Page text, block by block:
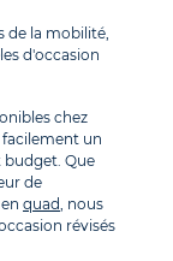
de la mobilité,
d'occasion
chez
un
budget. Que
de
quad , nous
révisés